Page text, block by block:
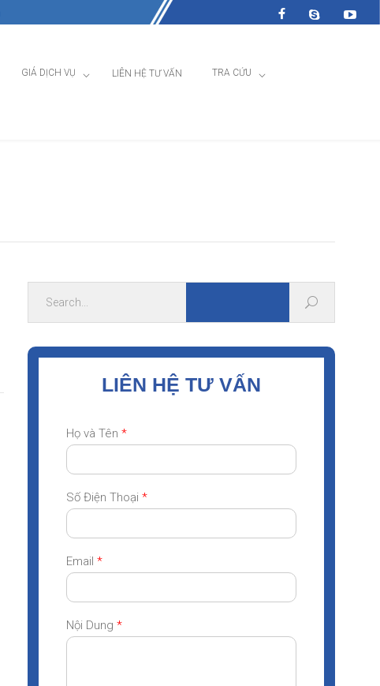
GIÁ DỊCH VỤ LIÊN HỆ TƯ VẤN TRA CỨU
LIÊN HỆ TƯ VẤN
Họ và Tên *
Số Điện Thoại *
Email *
Nội Dung *